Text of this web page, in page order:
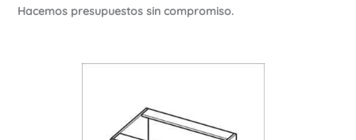
Hacemos presupuestos sin compromiso.